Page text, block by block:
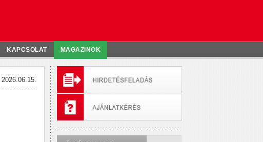
KAPCSOLAT MAGAZINOK
2026.06.15.